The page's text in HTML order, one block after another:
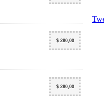
$ 280,00
$ 280,00